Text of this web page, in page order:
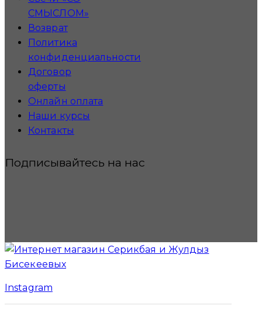
СМЫСЛОМ»
Возврат
Политика
конфиденциальности
Договор
оферты
Онлайн оплата
Наши курсы
Контакты
Подписывайтесь на нас
Instagram